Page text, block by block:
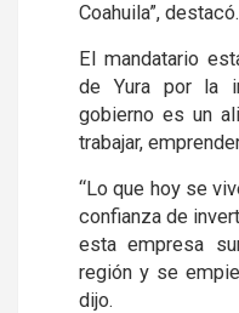
Coahuila”, destacó.
El mandatario
de Yura por la
gobierno es un
trabajar,
“Lo que hoy se
confianza de
esta empresa
región y se
dijo.